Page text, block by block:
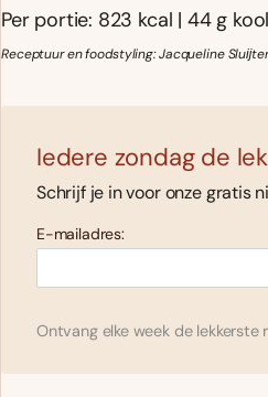
Per portie: 823 kcal | 44 g
Receptuur en foodstyling: Jacqueline
Iedere zondag de
Schrijf je in voor onze gratis
E-mailadres:
Ontvang elke week de